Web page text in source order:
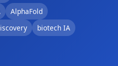
AlphaFold
biotech IA